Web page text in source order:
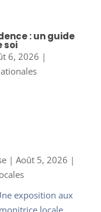
: un guide
soi
6, 2026 |
| Août 5, 2026 |